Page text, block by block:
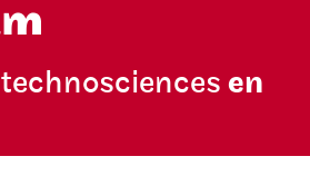
technosciences en